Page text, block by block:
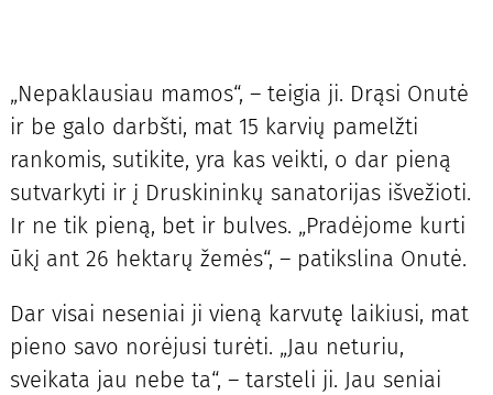
„Nepaklausiau mamos“, – teigia ji. Drąsi Onutė
ir be galo darbšti, mat 15 karvių pamelžti
rankomis, sutikite, yra kas veikti, o dar pieną
sutvarkyti ir į Druskininkų sanatorijas išvežioti.
Ir ne tik pieną, bet ir bulves. „Pradėjome kurti
ūkį ant 26 hektarų žemės“, – patikslina Onutė.
Dar visai neseniai ji vieną karvutę laikiusi, mat
pieno savo norėjusi turėti. „Jau neturiu,
sveikata jau nebe ta“, – tarsteli ji. Jau seniai